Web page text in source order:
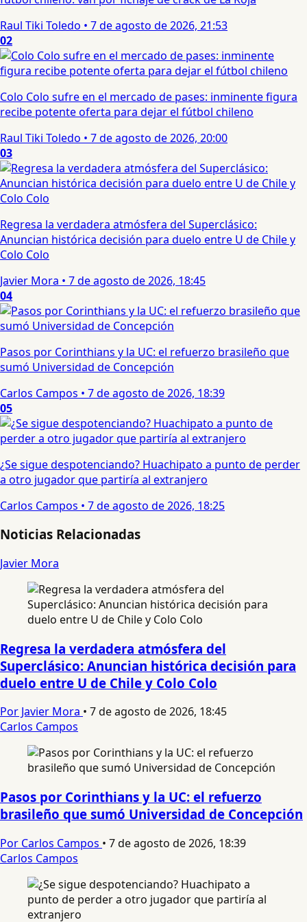
Raul Tiki Toledo • 7 de agosto de 2026, 21:53
02
Colo Colo sufre en el mercado de pases: inminente figura
recibe potente oferta para dejar el fútbol chileno
Raul Tiki Toledo • 7 de agosto de 2026, 20:00
03
Regresa la verdadera atmósfera del Superclásico:
Anuncian histórica decisión para duelo entre U de Chile y
Colo Colo
Javier Mora • 7 de agosto de 2026, 18:45
04
Pasos por Corinthians y la UC: el refuerzo brasileño que
sumó Universidad de Concepción
Carlos Campos • 7 de agosto de 2026, 18:39
05
¿Se sigue despotenciando? Huachipato a punto de perder
a otro jugador que partiría al extranjero
Carlos Campos • 7 de agosto de 2026, 18:25
Noticias Relacionadas
Javier Mora
Regresa la verdadera atmósfera del
Superclásico: Anuncian histórica decisión para
duelo entre U de Chile y Colo Colo
Por Javier Mora • 7 de agosto de 2026, 18:45
Carlos Campos
Pasos por Corinthians y la UC: el refuerzo
brasileño que sumó Universidad de Concepción
Por Carlos Campos • 7 de agosto de 2026, 18:39
Carlos Campos